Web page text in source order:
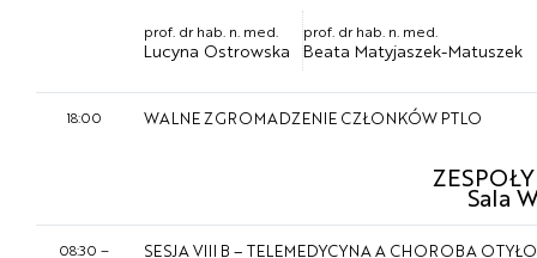
prof. dr hab. n. med.
Lucyna Ostrowska
prof. dr hab. n. med.
Beata Matyjaszek-Matuszek
18:00 WALNE ZGROMADZENIE CZŁONKÓW PTLO
Sala
08:30 – SESJA VIII B – TELEMEDYCYNA A CHOROBA